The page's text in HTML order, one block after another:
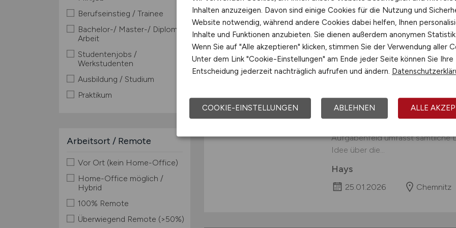
Berufseinstieg / Trainee
Bachelor-/ Master-/ Diplom-
Arbeit
Studentenjobs /
Werkstudenten
Ausbildung / Studium
Praktikum
Arbeitsort / Remote
Vor Ort (kein Home-Office)
Home-Office möglich /
Hybrid
100% Remote
Überwiegend Remote (>50%)
14.03.2026
Planungsingenieur
Aufgaben Selbstständige
Tiefbauprojekten: Du
anspruchsvoller Projekte im Tief-
Verkehrsinfrastruktur sowie im
Aufgabenfeld umfasst sämtliche
Idee über die...
Hays
25.01.2026 Chemnitz
Inhalten anzuzeigen. Davon sind einige Cookies für die Nutzung und
Website notwendig, während andere Cookies dabei helfen, Ihnen
Inhalte und Funktionen anzubieten. Sie dienen außerdem anonymen
Wenn Sie auf "Alle akzeptieren" klicken, stimmen Sie der Verwendung aller
Unter dem Link "Cookie-Einstellungen" am Ende jeder Seite können Sie Ihre
Entscheidung jederzeit nachträglich aufrufen und ändern.
COOKIE-EINSTELLUNGEN ABLEHNEN ALLE